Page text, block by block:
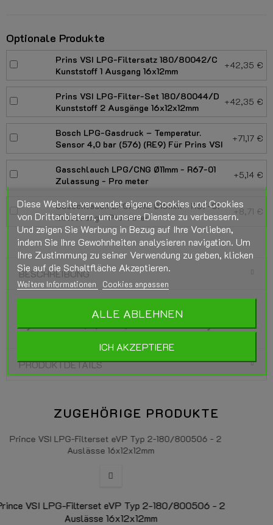
Optionale Produkte
Prins VSI LPG-Filtersatz 180/80042/C
Kunststoff 1 Ausgang 16x12mm
+42,35 €
Prins VSI LPG-Filter-Set 180/80044/D
Kunststoff 2 Ausgänge 16x12x12mm
+42,35 €
Bosch LPG-Gasdruck – Temperatur.
Sensor 4,0 bar (576) (RE9) Für Prins VSI
+71,17 €
Gasschlauch LPG/CNG Ø11mm - R67-01
Zulassung - Pro meter
+5,14 €
Gasschlauch LPG/CNG Ø16mm - R67-01
Zulassung - Pro meter
+8,71 €
BESCHREIBUNG
Keihin KN9 LPG/CNG Einspritzschiene 3
Zylinder Weiß (43cc) für Prins VSI System
PRODUKTDETAILS
ZUGEHÖRIGE PRODUKTE
- 2
Prince VSI LPG-Filterset eVP Typ 1-180/800501
Auslässe 16x12mm
Diese Website verwendet eigene Cookies und Cookies
von Drittanbietern, um unsere Dienste zu verbessern.
Und zeigen Sie Werbung in Bezug auf Ihre Vorlieben,
indem Sie Ihre Gewohnheiten analysieren navigation. Um
Ihre Zustimmung zu seiner Verwendung zu geben, klicken
Sie auf die Schaltfläche Akzeptieren.
Weitere Informationen Cookies anpassen
ALLE ABLEHNEN
ICH AKZEPTIERE